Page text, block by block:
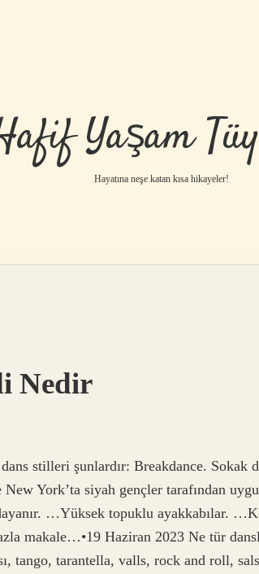
Yaşam
Hayatına neşe katan kısa hikayeler!
Nedir
stilleri şunlardır: Breakdance. Sokak
York’ta siyah gençler tarafından
…Yüksek topuklu ayakkabılar.
makale…•19 Haziran 2023 Ne tür
tango, tarantella, valls, rock and roll,